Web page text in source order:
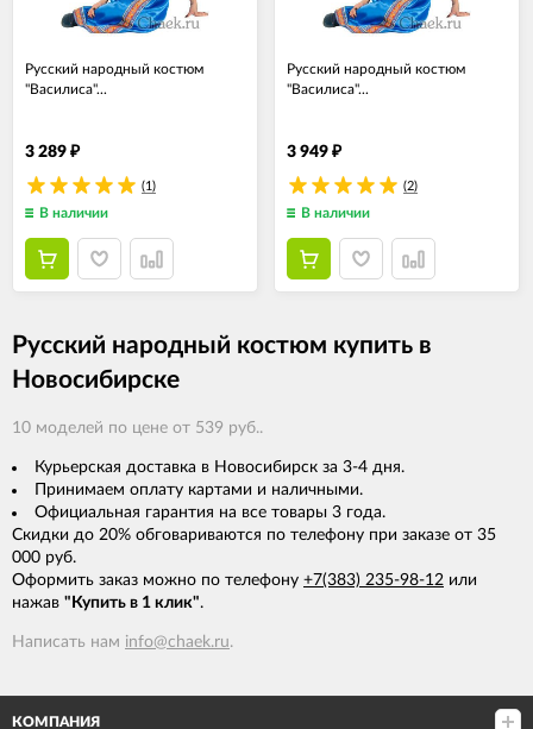
Русский народный костюм
"Василиса"...
3 289 ₽
(1)
В наличии
Русский народный костюм
"Василиса"...
3 949₽
(2)
В наличии
Русский народный костюм купить в
Новосибирске
10 моделей по цене от 539 руб..
Курьерская доставка в Новосибирск за 3-4 дня.
Принимаем оплату картами и наличными.
Официальная гарантия на все товары 3 года.
Скидки до 20% обговариваются по телефону при заказе от 35
000 руб.
Оформить заказ можно по телефону +7(383) 235-98-12 или
нажав "Купить в 1 клик".
Написать нам info@chaek.ru.
КОМПАНИЯ